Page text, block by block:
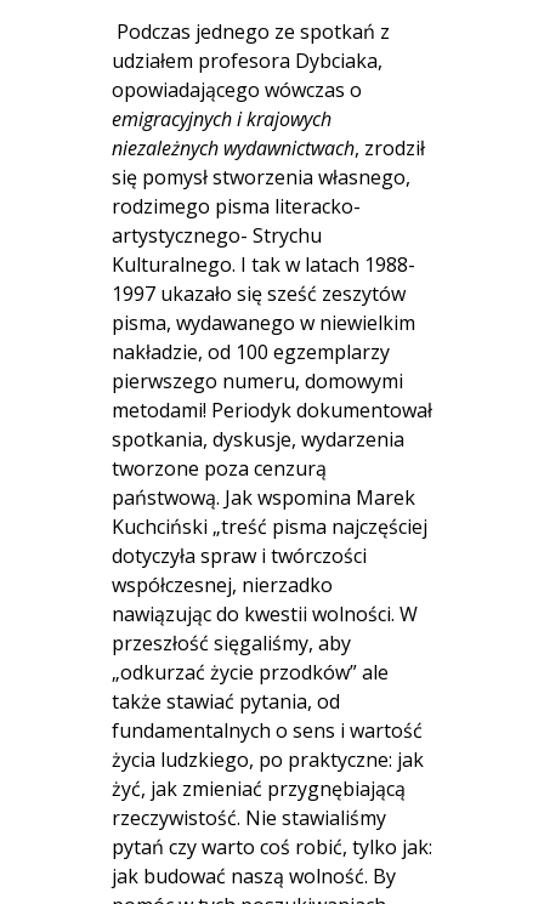
Podczas jednego ze spotkań z
udziałem profesora Dybciaka,
opowiadającego wówczas o
emigracyjnych i krajowych
niezależnych wydawnictwach, zrodził
się pomysł stworzenia własnego,
rodzimego pisma literacko-
artystycznego- Strychu
Kulturalnego. I tak w latach 1988-
1997 ukazało się sześć zeszytów
pisma, wydawanego w niewielkim
nakładzie, od 100 egzemplarzy
pierwszego numeru, domowymi
metodami! Periodyk dokumentował
spotkania, dyskusje, wydarzenia
tworzone poza cenzurą
państwową. Jak wspomina Marek
Kuchciński „treść pisma najczęściej
dotyczyła spraw i twórczości
współczesnej, nierzadko
nawiązując do kwestii wolności. W
przeszłość sięgaliśmy, aby
„odkurzać życie przodków” ale
także stawiać pytania, od
fundamentalnych o sens i wartość
życia ludzkiego, po praktyczne: jak
żyć, jak zmieniać przygnębiającą
rzeczywistość. Nie stawialiśmy
pytań czy warto coś robić, tylko jak:
jak budować naszą wolność. By